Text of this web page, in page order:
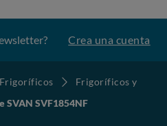
Crea una cuenta
Frigoríficos y
SVAN SVF1854NF